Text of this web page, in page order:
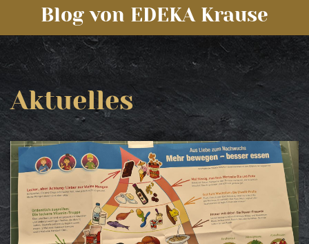
Blog von EDEKA Krause
Aktuelles